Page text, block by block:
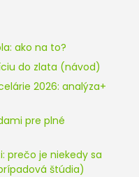
ako na to?
do zlata (návod)
2026: analýza+
pre plné
prečo je niekedy sa
štúdia)